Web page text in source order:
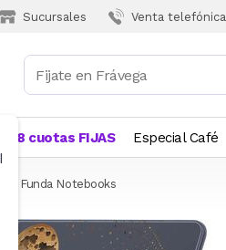
Sucursales Venta telefónica
18 cuotas FIJAS Especial Café
Funda Notebooks